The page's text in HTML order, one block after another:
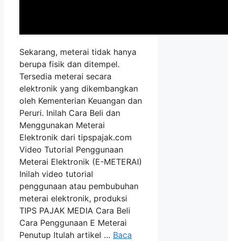
Sekarang, meterai tidak hanya
berupa fisik dan ditempel.
Tersedia meterai secara
elektronik yang dikembangkan
oleh Kementerian Keuangan dan
Peruri. Inilah Cara Beli dan
Menggunakan Meterai
Elektronik dari tipspajak.com
Video Tutorial Penggunaan
Meterai Elektronik (E-METERAI)
Inilah video tutorial
penggunaan atau pembubuhan
meterai elektronik, produksi
TIPS PAJAK MEDIA Cara Beli
Cara Penggunaan E Meterai
Penutup Itulah artikel … Baca